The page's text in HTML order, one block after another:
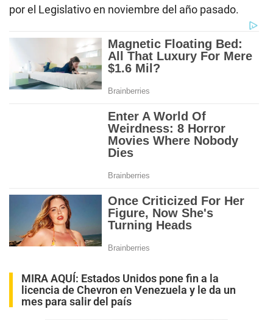
por el Legislativo en noviembre del año pasado.
MIRA AQUÍ: Estados Unidos pone fin a la
licencia de Chevron en Venezuela y le da un
mes para salir del país